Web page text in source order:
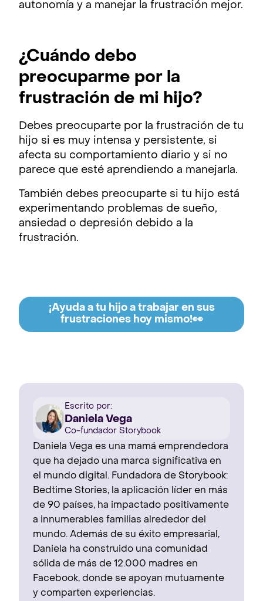
autonomía y a manejar la frustración mejor.
¿Cuándo debo
preocuparme por la
frustración de mi hijo?
Debes preocuparte por la frustración de tu
hijo si es muy intensa y persistente, si
afecta su comportamiento diario y si no
parece que esté aprendiendo a manejarla.
También debes preocuparte si tu hijo está
experimentando problemas de sueño,
ansiedad o depresión debido a la
frustración.
¡Ayuda a tu hijo a trabajar en sus
frustraciones hoy mismo!👀
Escrito por:
Daniela Vega
Co-fundador Storybook
Daniela Vega es una mamá emprendedora
que ha dejado una marca significativa en
el mundo digital. Fundadora de Storybook:
Bedtime Stories, la aplicación líder en más
de 90 países, ha impactado positivamente
a innumerables familias alrededor del
mundo. Además de su éxito empresarial,
Daniela ha construido una comunidad
sólida de más de 12.000 madres en
Facebook, donde se apoyan mutuamente
y comparten experiencias.